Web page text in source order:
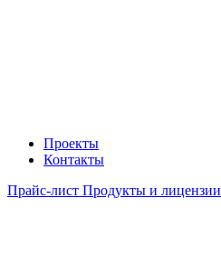
Проекты
Контакты
Прайс-лист Продукты и лицензии